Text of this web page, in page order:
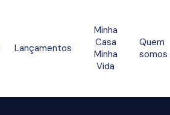
Lançamentos
Minha
Casa
Minha
Vida
Quem
somos